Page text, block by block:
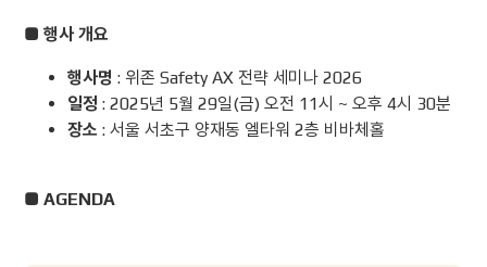
■ 행사 개요
행사명 : 위존 Safety AX 전략 세미나 2026
일정 : 2025년 5월 29일(금) 오전 11시 ~ 오후 4시 30분
장소 : 서울 서초구 양재동 엘타워 2층 비바체홀
■ AGENDA